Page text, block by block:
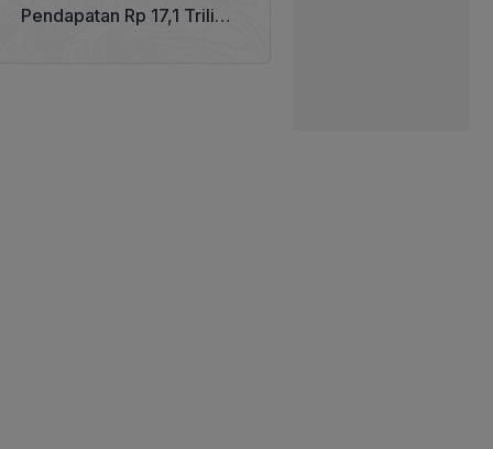
Pendapatan Rp 17,1 Triliun